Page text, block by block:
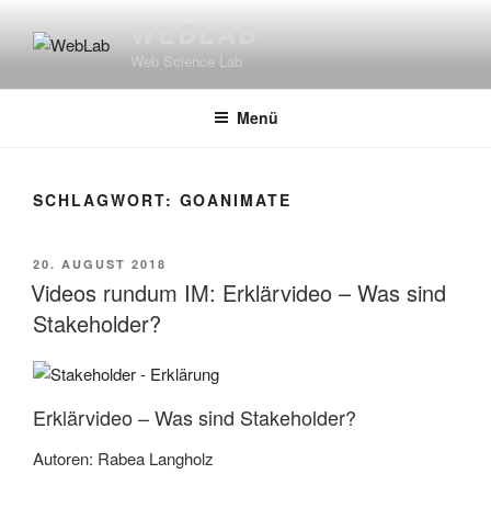
Inhalt
WEBLAB
Web Science Lab
Menü
SCHLAGWORT: GOANIMATE
VERÖFFENTLICHT
AM
20. AUGUST 2018
Videos rundum IM: Erklärvideo – Was sind
Stakeholder?
Erklärvideo – Was sind Stakeholder?
Autoren: Rabea Langholz